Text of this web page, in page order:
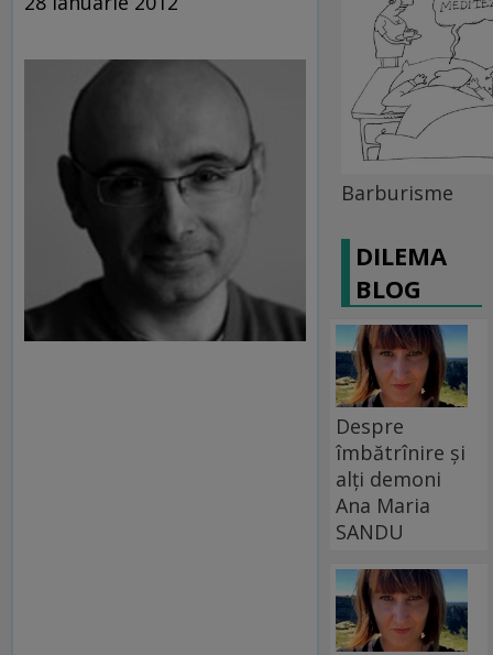
Barburisme
DILEMA
BLOG
Despre
îmbătrînire și
alți demoni
Ana Maria
SANDU